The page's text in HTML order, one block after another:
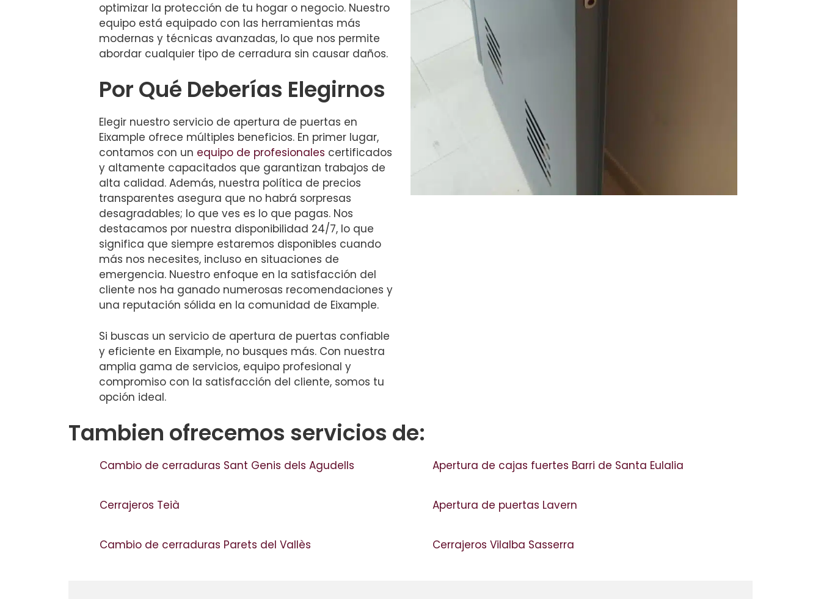
optimizar la protección de tu hogar o negocio. Nuestro
equipo está equipado con las herramientas más
modernas y técnicas avanzadas, lo que nos permite
abordar cualquier tipo de cerradura sin causar daños.
Por Qué Deberías Elegirnos
Elegir nuestro servicio de apertura de puertas en
Eixample ofrece múltiples beneficios. En primer lugar,
contamos con un equipo de profesionales certificados
y altamente capacitados que garantizan trabajos de
alta calidad. Además, nuestra política de precios
transparentes asegura que no habrá sorpresas
desagradables; lo que ves es lo que pagas. Nos
destacamos por nuestra disponibilidad 24/7, lo que
significa que siempre estaremos disponibles cuando
más nos necesites, incluso en situaciones de
emergencia. Nuestro enfoque en la satisfacción del
cliente nos ha ganado numerosas recomendaciones y
una reputación sólida en la comunidad de Eixample.
Si buscas un servicio de apertura de puertas confiable
y eficiente en Eixample, no busques más. Con nuestra
amplia gama de servicios, equipo profesional y
compromiso con la satisfacción del cliente, somos tu
opción ideal.
Tambien ofrecemos servicios de:
Cambio de cerraduras Sant Genis dels Agudells Apertura de cajas fuertes Barri de Santa Eulalia
Cerrajeros Teià Apertura de puertas Lavern
Cambio de cerraduras Parets del Vallès Cerrajeros Vilalba Sasserra